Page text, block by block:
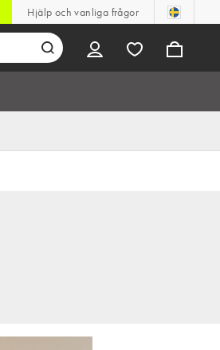
Hjälp och vanliga frågor